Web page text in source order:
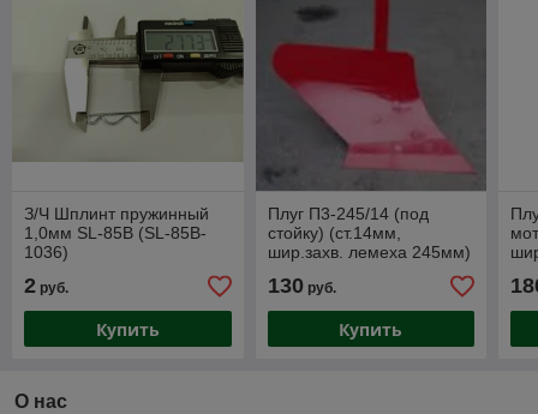
З/Ч Шплинт пружинный
1,0мм SL-85B (SL-85B-
1036)
2 руб.
Купить
Плуг П3-245/14 (под
стойку) (ст.14мм,
шир.захв. лемеха 245мм)
130руб.
Купить
О нас